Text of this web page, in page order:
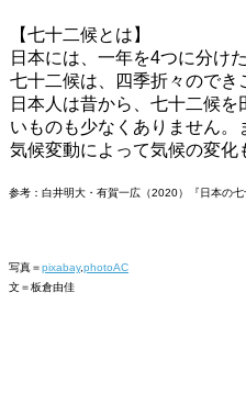
【七十二候とは】
日本には、一年を4つに分け
七十二候は、四季折々のでき
日本人は昔から、七十二候
いものも少なくありません。
気候変動によって気候の変化
参考：白井明大・有賀一広（2020）『日本の
写真＝pixabay,photoAC
文＝板倉由佳